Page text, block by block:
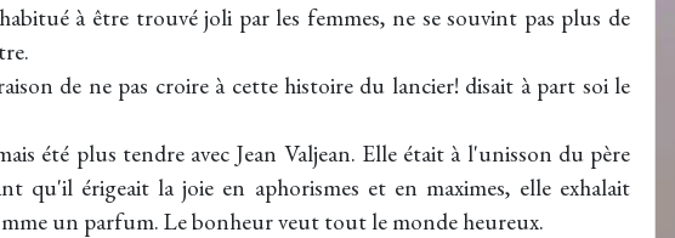
à être trouvé joli par les femmes, ne se souvint pas plus de
de ne pas croire à cette histoire du lancier! disait à part soi le
été plus tendre avec Jean Valjean. Elle était à l'unisson du père
qu'il érigeait la joie en aphorismes et en maximes, elle exhalait
un parfum. Le bonheur veut tout le monde heureux.